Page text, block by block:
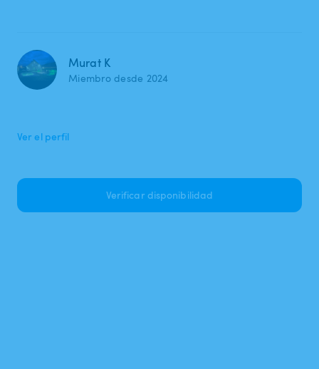
Murat K
Miembro desde 2024
Ver el perfil
Verificar disponibilidad